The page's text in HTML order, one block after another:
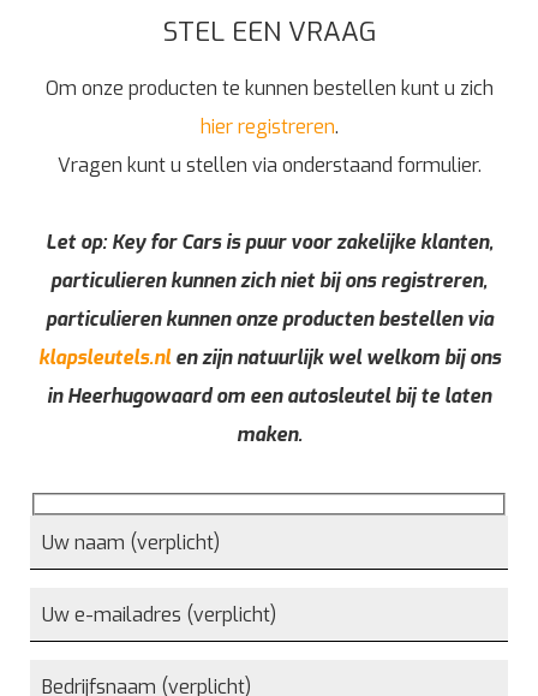
STEL EEN VRAAG
Om onze producten te kunnen bestellen kunt u zich
hier registreren.
Vragen kunt u stellen via onderstaand formulier.
Let op: Key for Cars is puur voor zakelijke klanten,
particulieren kunnen zich niet bij ons registreren,
particulieren kunnen onze producten bestellen via
klapsleutels.nlen zijn natuurlijk wel welkom bij ons
in Heerhugowaard om een autosleutel bij te laten
maken.